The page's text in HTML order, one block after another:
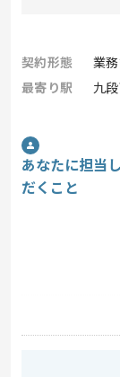
契約形態
業
最寄り駅
九
あなたに担当
だくこと
スキル